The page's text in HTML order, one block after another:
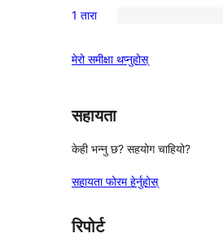
समीक्षाहरू
तारा
2-
समीक्षाहरू
0
तारा
1 तारा
मेरो समीक्षा थप्नुहोस्
सहायता
केही भन्नु छ? सहयोग चाहियो?
सहायता फोरम हेर्नुहोस्
रिपोर्ट